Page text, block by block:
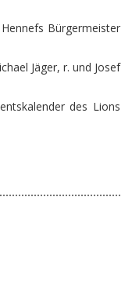
Bürgermeister
Jäger, r. und Josef
des Lions